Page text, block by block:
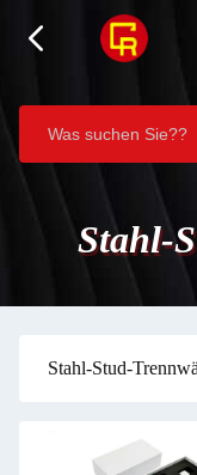
Stahl-
Stahl-Stud-